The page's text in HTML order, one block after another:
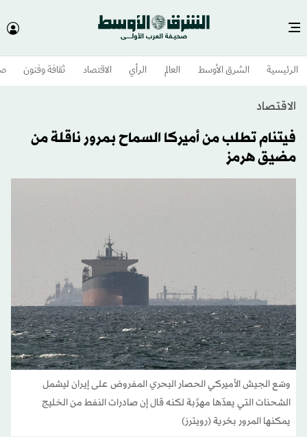
الرئيسية الشرق الأوسط​ العالم الرأي الاقتصاد ثقافة وفنون
الاقتصاد
فيتنام تطلب من أميركا السماح بمرور ناقلة من
مضيق هرمز
وسّع الجيش الأميركي الحصار البحري المفروض على إيران ليشمل
الشحنات التي يعدّها مهرَّبة لكنه قال إن صادرات النفط من الخليج
يمكنها المرور بحُرية (رويترز)